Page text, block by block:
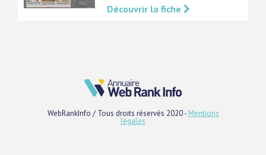
Découvrir la fiche
WebRankInfo / Tous droits réservés 2020 - Mentions
légales